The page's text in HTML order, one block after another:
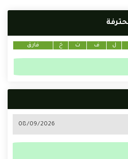
ل ف ت خ فارق